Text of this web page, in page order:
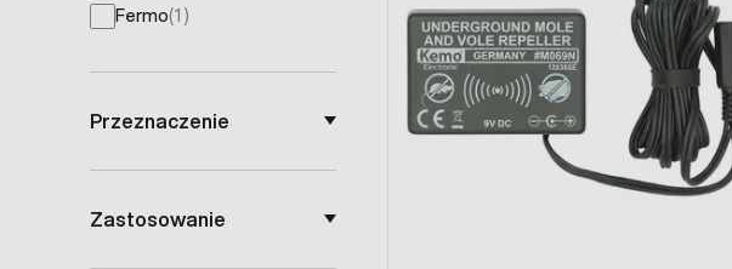
Fermo(1 products available
)
Przeznaczenie
Zastosowanie